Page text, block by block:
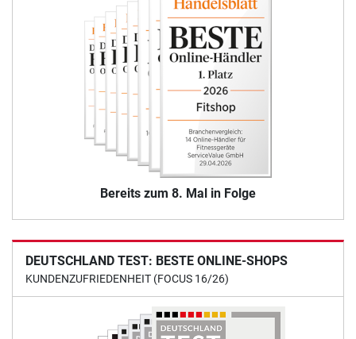
Bereits zum 8. Mal in Folge
DEUTSCHLAND TEST: BESTE ONLINE-SHOPS
KUNDENZUFRIEDENHEIT (FOCUS 16/26)